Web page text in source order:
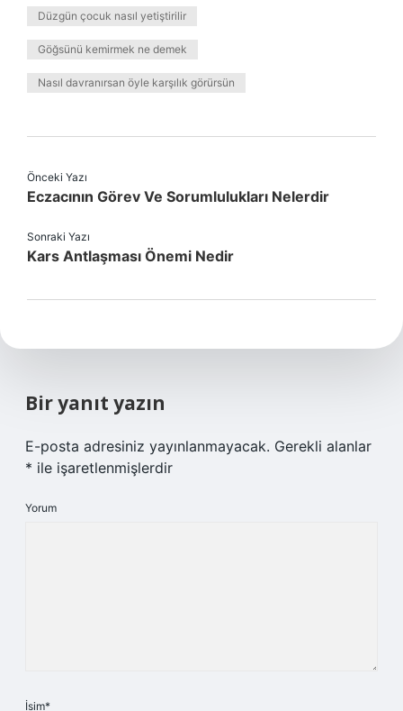
Düzgün çocuk nasıl yetiştirilir
Göğsünü kemirmek ne demek
Nasıl davranırsan öyle karşılık görürsün
Önceki Yazı
Eczacının Görev Ve Sorumlulukları Nelerdir
Sonraki Yazı
Kars Antlaşması Önemi Nedir
Bir yanıt yazın
E-posta adresiniz yayınlanmayacak. Gerekli alanlar
* ile işaretlenmişlerdir
Yorum
İsim*